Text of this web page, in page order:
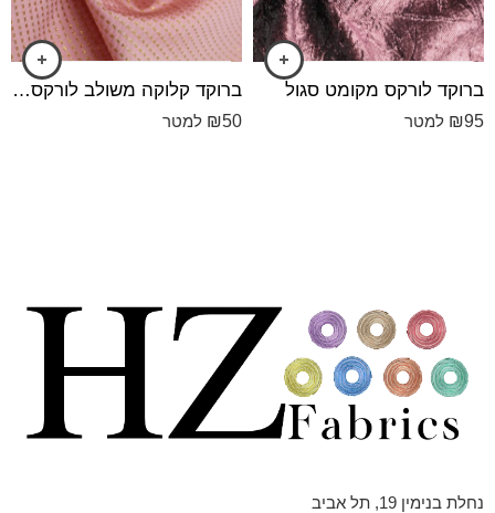
ברוקד לורקס מקומט סגול
₪95 למטר
ברוקד קלוקה משולב לורקס ורוד
₪50 למטר
נחלת בנימין 19, תל אביב